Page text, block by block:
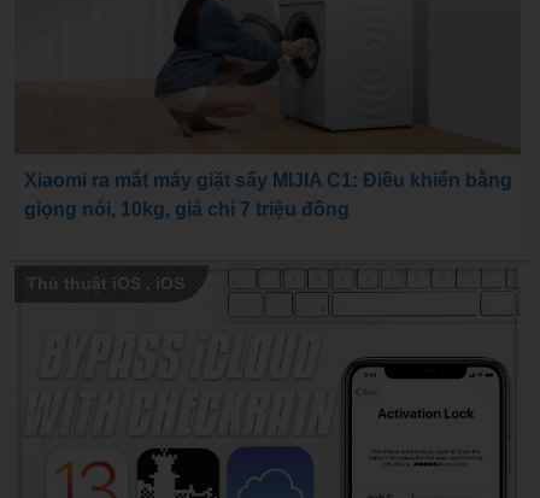
Xiaomi ra mắt máy giặt sấy MIJIA C1: Điều khiển bằng
giọng nói, 10kg, giá chỉ 7 triệu đồng
Thủ thuật iOS , iOS